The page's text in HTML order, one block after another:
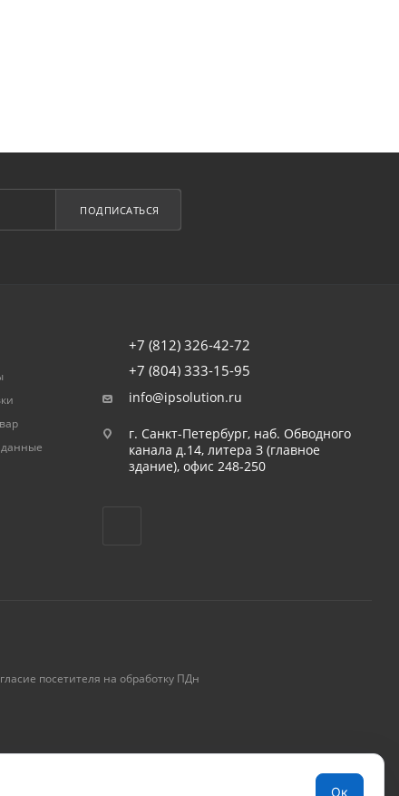
ПОДПИСАТЬСЯ
+7 (812) 326-42-72
+7 (804) 333-15-95
info@ipsolution.ru
г. Санкт-Петербург, наб. Обводного
канала д.14, литера З (главное
здание), офис 248-250
посетителя на обработку ПДн
Ок